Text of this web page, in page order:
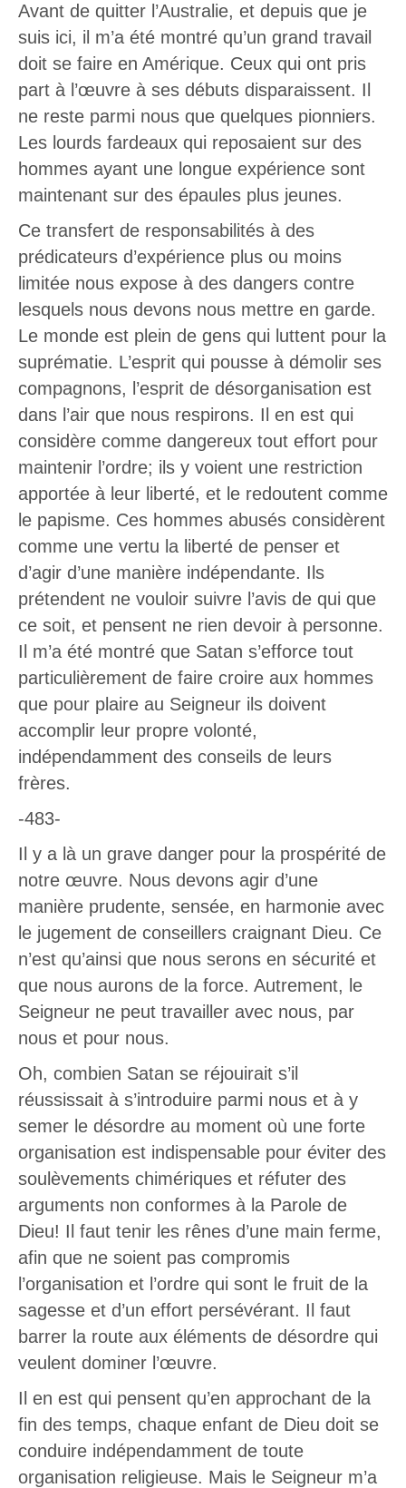
e
Avant de quitter l’Australie, et depuis que je
suis ici, il m’a été montré qu’un grand travail
doit se faire en Amérique. Ceux qui ont pris
part à l’œuvre à ses débuts disparaissent. Il
ne reste parmi nous que quelques pionniers.
Les lourds fardeaux qui reposaient sur des
hommes ayant une longue expérience sont
maintenant sur des épaules plus jeunes.
Ce transfert de responsabilités à des
prédicateurs d’expérience plus ou moins
limitée nous expose à des dangers contre
lesquels nous devons nous mettre en garde.
Le monde est plein de gens qui luttent pour la
suprématie. L’esprit qui pousse à démolir ses
compagnons, l’esprit de désorganisation est
dans l’air que nous respirons. Il en est qui
considère comme dangereux tout effort pour
maintenir l’ordre; ils y voient une restriction
apportée à leur liberté, et le redoutent comme
le papisme. Ces hommes abusés considèrent
comme une vertu la liberté de penser et
d’agir d’une manière indépendante. Ils
prétendent ne vouloir suivre l’avis de qui que
ce soit, et pensent ne rien devoir à personne.
Il m’a été montré que Satan s’efforce tout
particulièrement de faire croire aux hommes
que pour plaire au Seigneur ils doivent
accomplir leur propre volonté,
indépendamment des conseils de leurs
frères.
-483-
Il y a là un grave danger pour la prospérité de
notre œuvre. Nous devons agir d’une
manière prudente, sensée, en harmonie avec
le jugement de conseillers craignant Dieu. Ce
n’est qu’ainsi que nous serons en sécurité et
que nous aurons de la force. Autrement, le
Seigneur ne peut travailler avec nous, par
nous et pour nous.
Oh, combien Satan se réjouirait s’il
réussissait à s’introduire parmi nous et à y
semer le désordre au moment où une forte
organisation est indispensable pour éviter des
soulèvements chimériques et réfuter des
arguments non conformes à la Parole de
Dieu! Il faut tenir les rênes d’une main ferme,
afin que ne soient pas compromis
l’organisation et l’ordre qui sont le fruit de la
sagesse et d’un effort persévérant. Il faut
barrer la route aux éléments de désordre qui
veulent dominer l’œuvre.
Il en est qui pensent qu’en approchant de la
fin des temps, chaque enfant de Dieu doit se
conduire indépendamment de toute
organisation religieuse. Mais le Seigneur m’a